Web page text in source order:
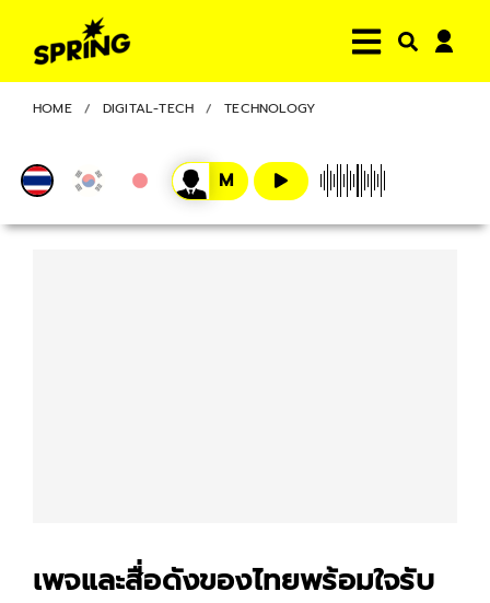
HOME DIGITAL-TECH TECHNOLOGY
เพจและสื่อดังของไทยพร้อมใจรับ